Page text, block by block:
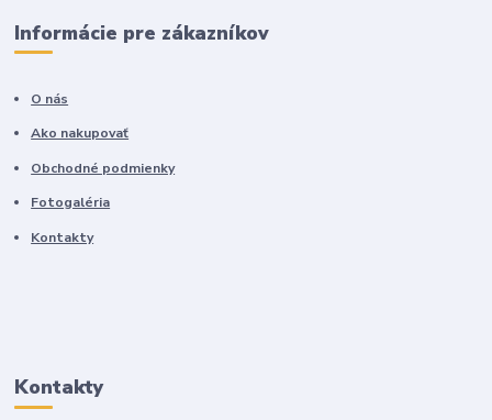
Informácie pre zákazníkov
O nás
Ako nakupovať
Obchodné podmienky
Fotogaléria
Kontakty
Kontakty